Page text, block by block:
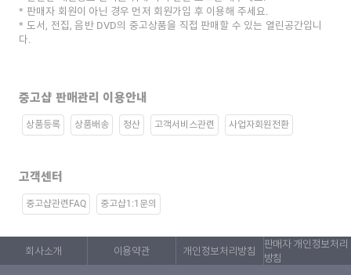
판매자 회원이 아닌 경우 먼저 회원가입 후 이용해 주세요.
도서, 전집, 음반 DVD의 중고상품을 직접 판매할 수 있는 열린공간입니
다.
중고샵 판매관리 이용안내
상품등록 상품배송 정산 고객서비스관련 사업자회원전환
고객센터
중고샵관련FAQ 중고샵1:1문의
회사소개 이용약관 개인정보처리방침
판매자 개인정보처리
방침